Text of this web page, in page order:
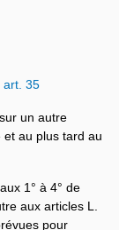
art. 35
un autre
au plus tard au
1° à 4° de
aux articles L.
pour